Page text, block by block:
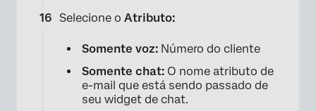
Selecione o Atributo:
Somente voz: Número do cliente
Somente chat: O nome atributo de
e-mail que está sendo passado de
seu widget de chat.